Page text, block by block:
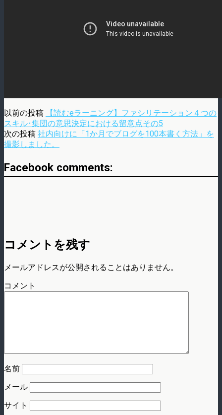
以前の投稿
【読むeラーニング】ファシリテーション４つの
スキル･集団の意思決定における留意点その5
次の投稿 社内向けに「1か月でブログを100本書く方法」を
撮影しました。
Facebook comments:
コメントを残す
メールアドレスが公開されることはありません。
コメント
名前
メール
サイト